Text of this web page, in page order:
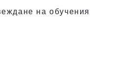
на обучения